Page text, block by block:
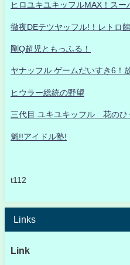
ヒロユキユキッフルMAX！スー
徹夜DEテツヤッフル!！レトロ館
剛Q超児ともっふる！
ヤナッフル ゲームだいすき6！
ヒウラー総統の野望
三代目 ユキユキッフル 花のひ
魁!!アイドル塾!
t112
Links
Link